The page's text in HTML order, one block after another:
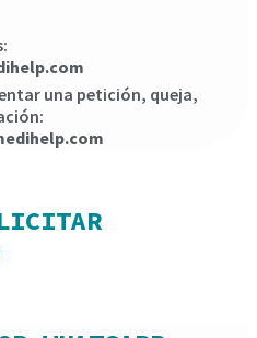
una petición, queja,